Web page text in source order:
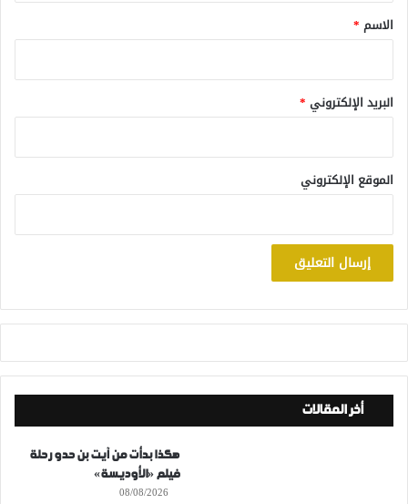
*
الاسم *
البريد الإلكتروني *
الموقع الإلكتروني
أخر المقالات
هكذا بدأت من آيت بن حدو رحلة
فيلم «الأوديسة»
08/08/2026